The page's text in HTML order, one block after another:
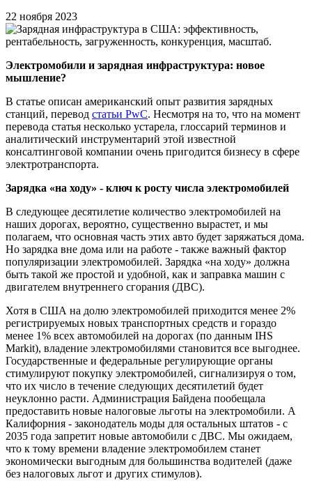
22 ноября 2023
Электромобили и зарядная инфраструктура: новое
мышление?
В статье описан американский опыт развития зарядных
станций, перевод статьи PwC. Несмотря на то, что на момент
перевода статья несколько устарела, глоссарий терминов и
аналитический инструментарий этой известной
консалтинговой компании очень пригодится бизнесу в сфере
электротранспорта.
Зарядка «на ходу» - ключ к росту числа электромобилей
В следующее десятилетие количество электромобилей на
наших дорогах, вероятно, существенно вырастет, и мы
полагаем, что основная часть этих авто будет заряжаться дома.
Но зарядка вне дома или на работе - также важный фактор
популяризации электромобилей. Зарядка «на ходу» должна
быть такой же простой и удобной, как и заправка машин с
двигателем внутреннего сгорания (ДВС).
Хотя в США на долю электромобилей приходится менее 2%
регистрируемых новых транспортных средств и гораздо
менее 1% всех автомобилей на дорогах (по данным IHS
Markit), владение электромобилями становится все выгоднее.
Государственные и федеральные регулирующие органы
стимулируют покупку электромобилей, сигнализируя о том,
что их число в течение следующих десятилетий будет
неуклонно расти. Администрация Байдена пообещала
предоставить новые налоговые льготы на электромобили. А
Калифорния - законодатель моды для остальных штатов - с
2035 года запретит новые автомобили с ДВС. Мы ожидаем,
что к тому времени владение электромобилем станет
экономически выгодным для большинства водителей (даже
без налоговых льгот и других стимулов).